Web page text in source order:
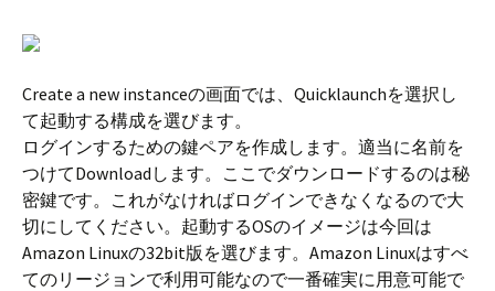
Create a new instanceの画面では、Quicklaunchを選択し
て起動する構成を選びます。
ログインするための鍵ペアを作成します。適当に名前を
つけてDownloadします。ここでダウンロードするのは秘
密鍵です。これがなければログインできなくなるので大
切にしてください。起動するOSのイメージは今回は
Amazon Linuxの32bit版を選びます。Amazon Linuxはすべ
てのリージョンで利用可能なので一番確実に用意可能で